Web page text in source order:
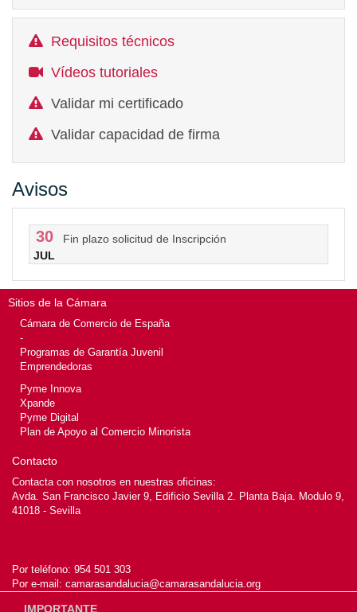
Requisitos técnicos
Vídeos tutoriales
Validar mi certificado
Validar capacidad de firma
Avisos
30
JUL
Fin plazo solicitud de Inscripción
Sitios de la Cámara
Cámara de Comercio de España
-
Programas de Garantía Juvenil
Emprendedoras
Pyme Innova
Xpande
Pyme Digital
Plan de Apoyo al Comercio Minorista
Contacto
Contacta con nosotros en nuestras oficinas:
Avda. San Francisco Javier 9, Edificio Sevilla 2. Planta Baja. Modulo 9,
41018 - Sevilla
Por teléfono: 954 501 303
Por e-mail: camarasandalucia@camarasandalucia.org
IMPORTANTE